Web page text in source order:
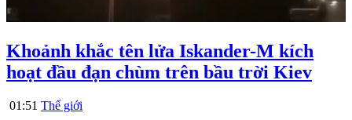
Khoảnh khắc tên lửa Iskander-M kích
hoạt đầu đạn chùm trên bầu trời Kiev
01:51 Thế giới